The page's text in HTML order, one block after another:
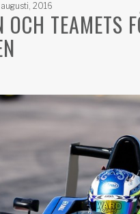
2016
TEAMETS